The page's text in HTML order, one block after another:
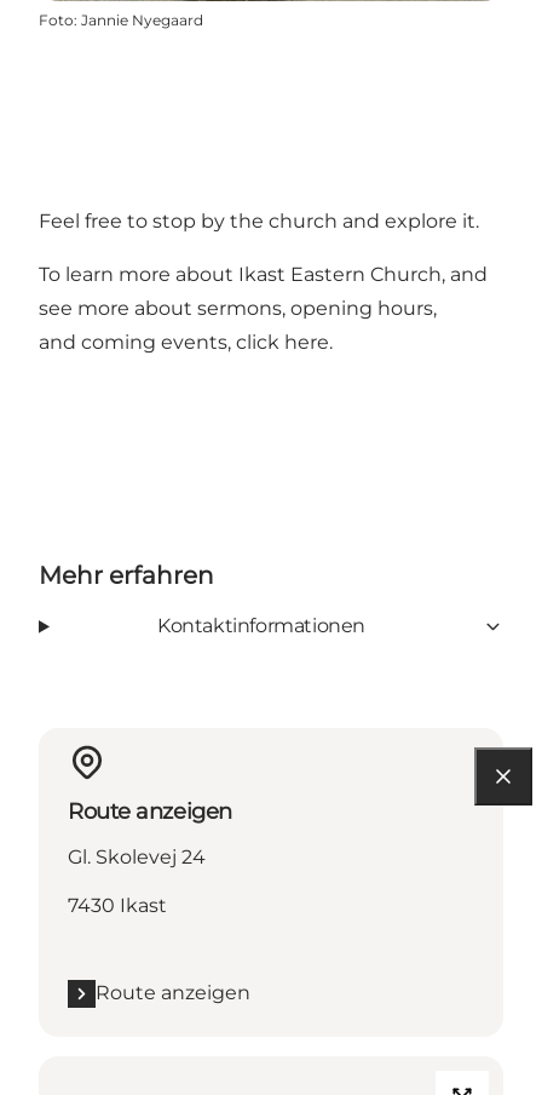
Foto: Jannie Nyegaard
Feel free to stop by the church and explore it.
To learn more about Ikast Eastern Church, and
see more about sermons, opening hours,
and coming events, click here.
Mehr erfahren
Kontaktinformationen
Route anzeigen
Gl. Skolevej 24
7430 Ikast
Route anzeigen